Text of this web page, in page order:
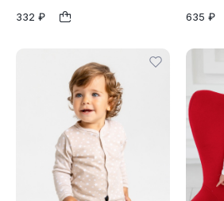
332 ₽
1
635 ₽